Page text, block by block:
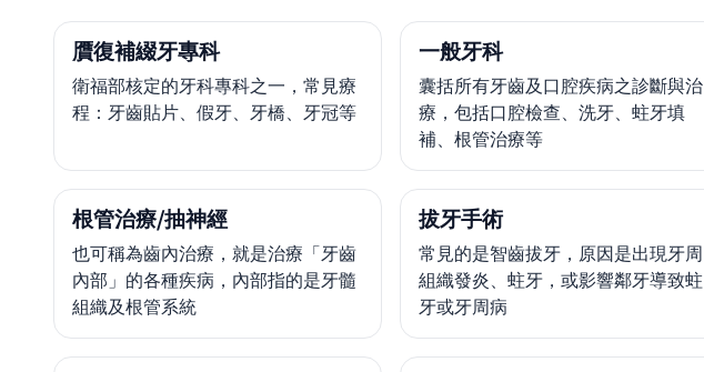
贋復補綴牙專科
衛福部核定的牙科專科之一，常見療
程：牙齒貼片、假牙、牙橋、牙冠等
一般牙科
囊括所有牙齒及口腔疾病之診斷與治
療，包括口腔檢查、洗牙、蛀牙填
補、根管治療等
根管治療/抽神經
也可稱為齒內治療，就是治療「牙齒
內部」的各種疾病，內部指的是牙髓
組織及根管系統
拔牙手術
常見的是智齒拔牙，原因是出現牙周
組織發炎、蛀牙，或影響鄰牙導致蛀
牙或牙周病